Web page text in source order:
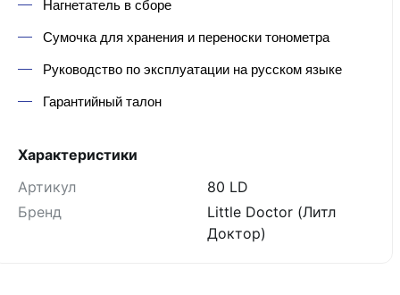
Нагнетатель в сборе
Сумочка для хранения и переноски тонометра
Руководство по эксплуатации на русском языке
Гарантийный талон
Характеристики
Артикул
80 LD
Бренд
Little Doctor (Литл
Доктор)